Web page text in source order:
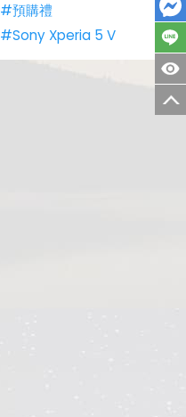
#預購禮
#Sony Xperia 5 V